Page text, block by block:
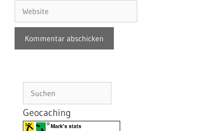
Geocaching